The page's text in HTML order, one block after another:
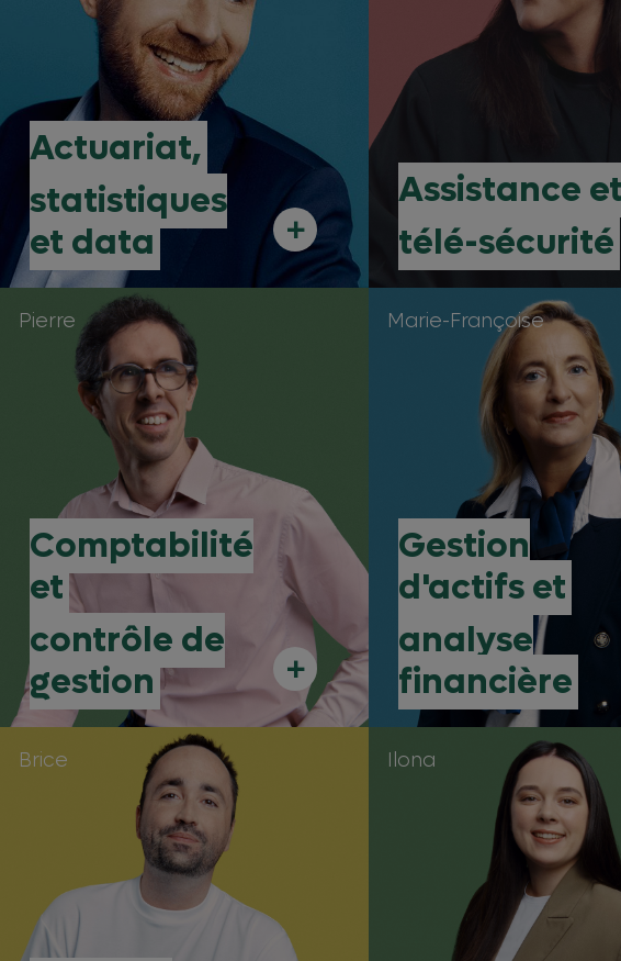
Actuariat,
statistiques
et data
+
Assistance et
télé-sécurité
Comptabilité
et
contrôle de
gestion
+
Pierre
Gestion
d'actifs et
analyse
financière
Marie-Françoise
Brice Ilona